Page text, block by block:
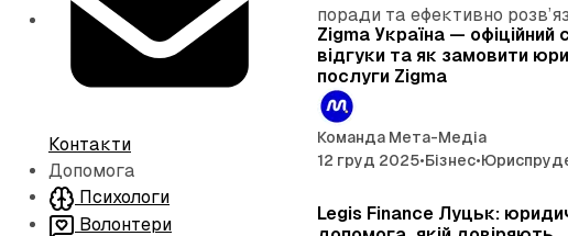
Контакти
Допомога
Психологи
Волонтери
поради та ефективно
Zigma Україна — офіційний
відгуки та як замовити
послуги Zigma
Команда Мета-Медіа
12 груд 2025•Бізнес•
Legis Finance Луцьк: